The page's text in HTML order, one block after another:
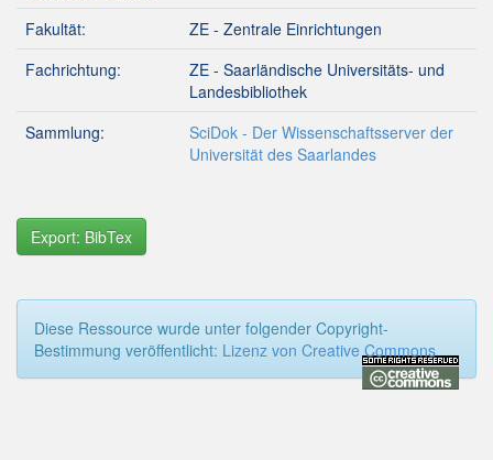
Fakultät:
ZE - Zentrale Einrichtungen
Fachrichtung:
ZE - Saarländische Universitäts- und
Landesbibliothek
Sammlung:
SciDok - Der Wissenschaftsserver der
Universität des Saarlandes
Export: BibTex
Diese Ressource wurde unter folgender Copyright-
Bestimmung veröffentlicht: Lizenz von Creative Commons